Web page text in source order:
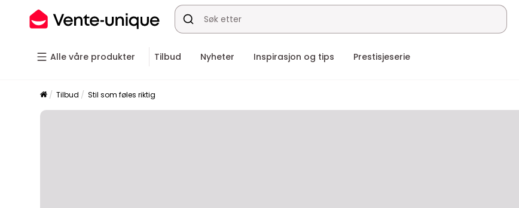
Alle våre produkter Tilbud Nyheter Inspirasjon og tips Prestisjeserie
Tilbud Stil som føles riktig